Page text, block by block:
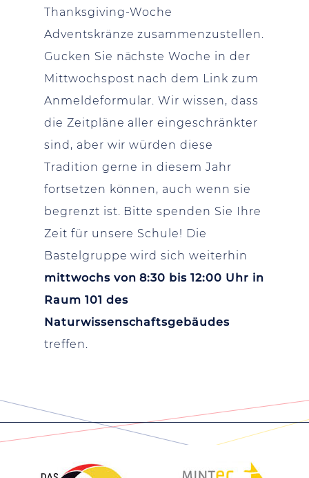
Thanksgiving-Woche
Adventskränze zusammenzustellen.
Gucken Sie nächste Woche in der
Mittwochspost nach dem Link zum
Anmeldeformular. Wir wissen, dass
die Zeitpläne aller eingeschränkter
sind, aber wir würden diese
Tradition gerne in diesem Jahr
fortsetzen können, auch wenn sie
begrenzt ist. Bitte spenden Sie Ihre
Zeit für unsere Schule! Die
Bastelgruppe wird sich weiterhin
mittwochs von 8:30 bis 12:00 Uhr in
Raum 101 des
Naturwissenschaftsgebäudes
treffen.